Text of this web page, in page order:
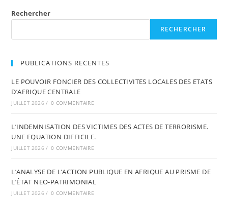
Rechercher
RECHERCHER
PUBLICATIONS RECENTES
LE POUVOIR FONCIER DES COLLECTIVITES LOCALES DES ETATS
D’AFRIQUE CENTRALE
JUILLET 2026 / 0 COMMENTAIRE
L’INDEMNISATION DES VICTIMES DES ACTES DE TERRORISME.
UNE EQUATION DIFFICILE.
JUILLET 2026 / 0 COMMENTAIRE
L’ANALYSE DE L’ACTION PUBLIQUE EN AFRIQUE AU PRISME DE
L’ÉTAT NEO-PATRIMONIAL
JUILLET 2026 / 0 COMMENTAIRE